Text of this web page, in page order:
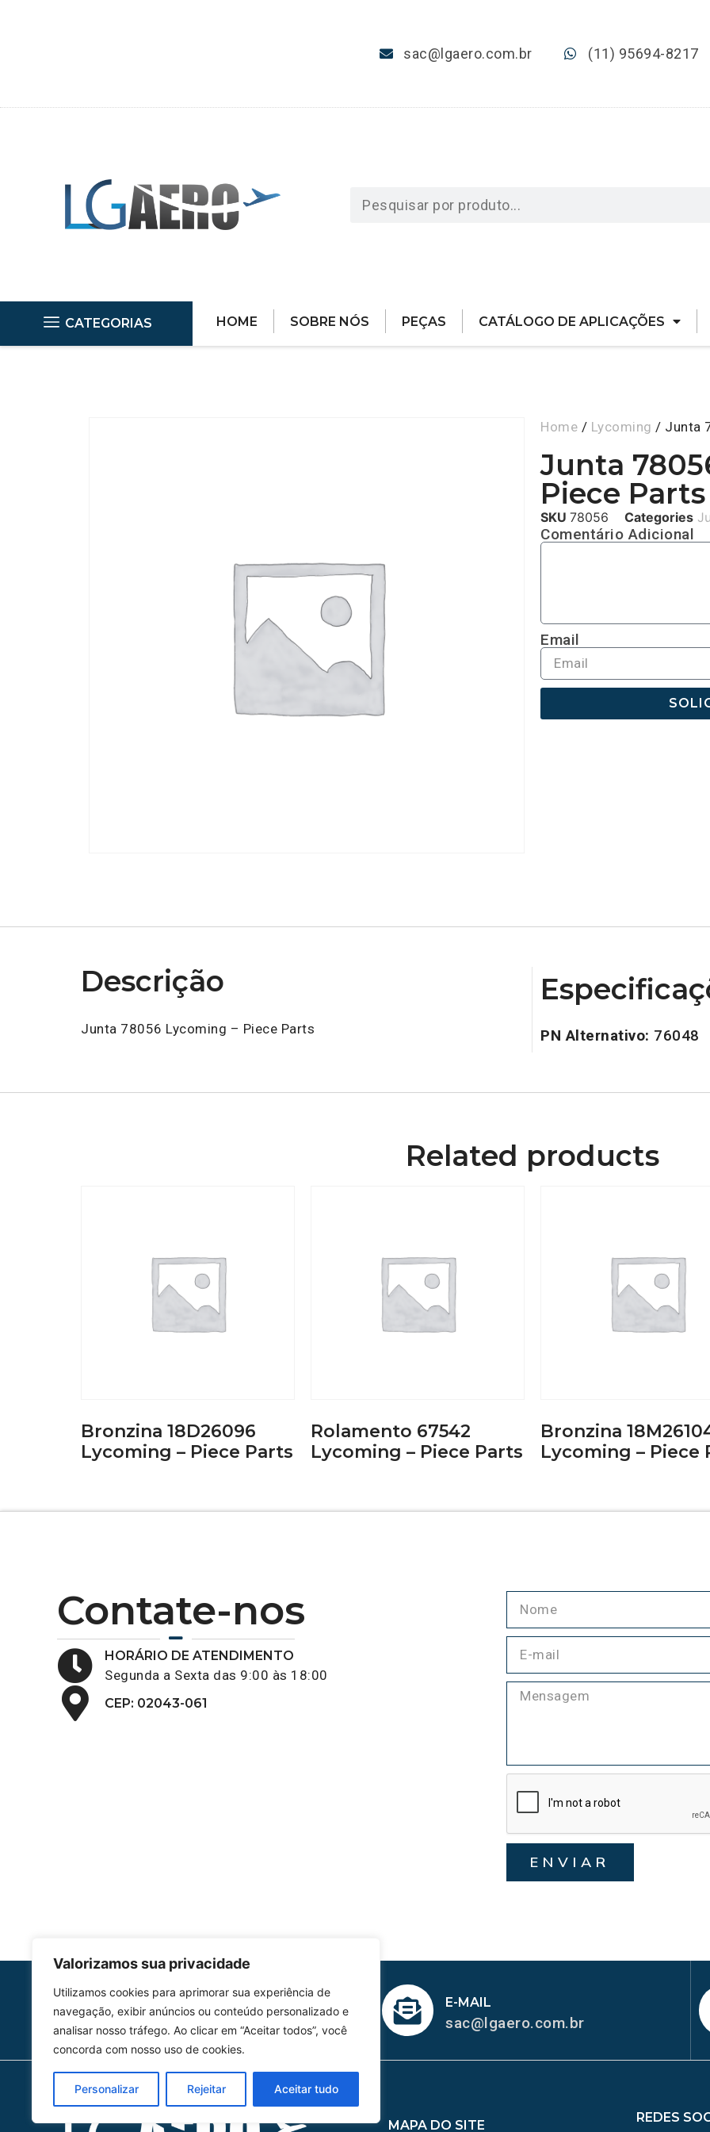
Valorizamos sua privacidade
Utilizamos cookies para aprimorar sua experiência de
navegação, exibir anúncios ou conteúdo personalizado e
analisar nosso tráfego. Ao clicar em “Aceitar todos”, você
concorda com nosso uso de cookies.
Personalizar Rejeitar Aceitar tudo
sac@lgaero.com.br (11) 95694-8217
CATEGORIAS HOME SOBRE NÓS PEÇAS CATÁLOGO DE APLICAÇÕES
Home / Lycoming / Junta
Junta
Piece Parts
SKU 78056 Categories
Comentário Adicional
Email
Descrição
Junta 78056 Lycoming – Piece Parts PN Alternativo: 76048
Related products
Bronzina 18D26096
Lycoming – Piece Parts
Rolamento 67542
Lycoming – Piece Parts
Bronzina
Lycoming – Piece
Contate-nos
HORÁRIO DE ATENDIMENTO
Segunda a Sexta das 9:00 às 18:00
CEP: 02043-061
ENVIAR
HOMOLGAÇÃO
COM 2109-02/ANAC
E-MAIL
sac@lgaero.com.br
MAPA DO SITE
REDES